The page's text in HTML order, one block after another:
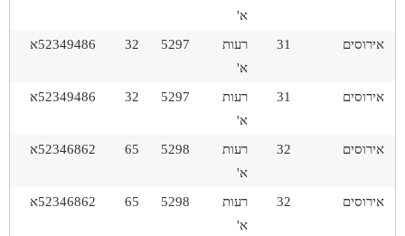
א'
אירוסים 31
רעות
א'
5297
32 52349486א
אירוסים 31
רעות
א'
5297
32 52349486א
אירוסים 32
רעות
א'
5298
65 52346862א
אירוסים 32
רעות
א'
5298
65 52346862א